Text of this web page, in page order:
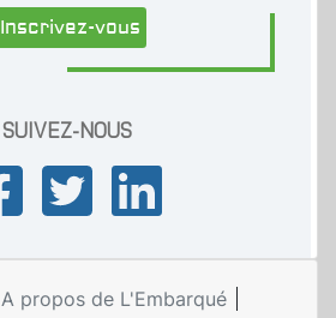
Inscrivez-vous
SUIVEZ-NOUS
A propos de L'Embarqué